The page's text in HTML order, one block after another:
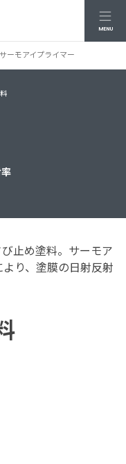
MENU
サーモアイプライマー
止め塗料。サーモア
り、塗膜の日射反射